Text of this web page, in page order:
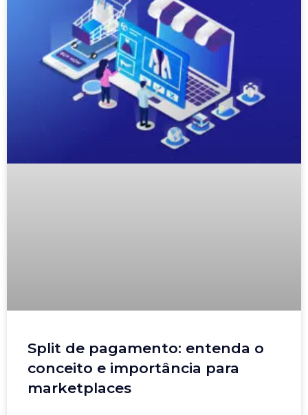
Split de pagamento: entenda o
conceito e importância para
marketplaces